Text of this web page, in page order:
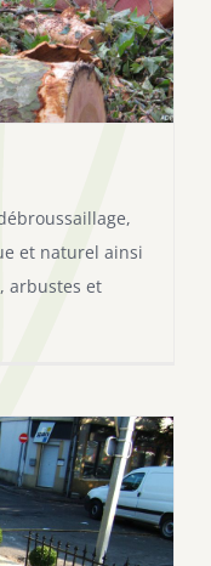
et naturel ainsi
arbustes et